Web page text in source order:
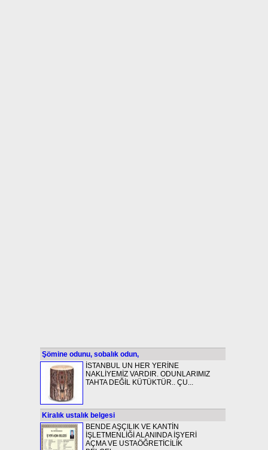
Şömine odunu, sobalık odun,
İSTANBUL UN HER YERİNE
NAKLİYEMİZ VARDIR. ODUNLARIMIZ
TAHTA DEĞİL KÜTÜKTÜR.. ÇU...
Kiralık ustalık belgesi
BENDE AŞÇILIK VE KANTİN
İŞLETMENLİĞİ ALANINDA İŞYERİ
AÇMA VE USTAÖĞRETİCİLİK